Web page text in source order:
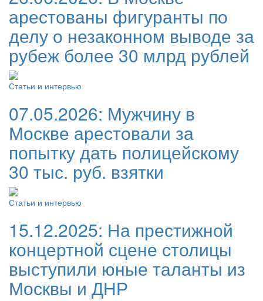
арестованы фигуранты по
делу о незаконном выводе за
рубеж более 30 млрд рублей
Статьи и интервью
07.05.2026: Мужчину в
Москве арестовали за
попытку дать полицейскому
30 тыс. руб. взятки
Статьи и интервью
15.12.2025: На престижной
концертной сцене столицы
выступили юные таланты из
Москвы и ДНР